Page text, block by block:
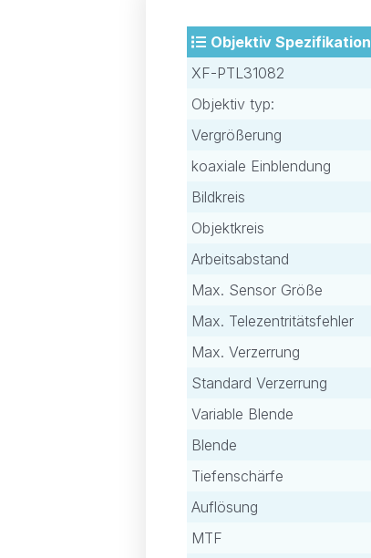
Objektiv Spezifikation
XF-PTL31082
Objektiv typ:
Vergrößerung
koaxiale Einblendung
Bildkreis
Objektkreis
Arbeitsabstand
Max. Sensor Größe
Max. Telezentritätsfehler
Max. Verzerrung
Standard Verzerrung
Variable Blende
Blende
Tiefenschärfe
Auflösung
MTF